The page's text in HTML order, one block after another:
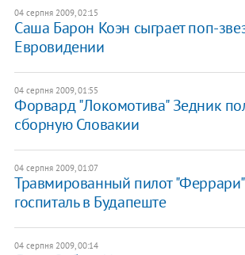
04 серпня 2009, 02:15
Саша Барон Коэн сыграет поп-
Евровидении
04 серпня 2009, 01:55
Форвард "Локомотива" Зедник
сборную Словакии
04 серпня 2009, 01:07
Травмированный пилот
госпиталь в Будапеште
04 серпня 2009, 00:14